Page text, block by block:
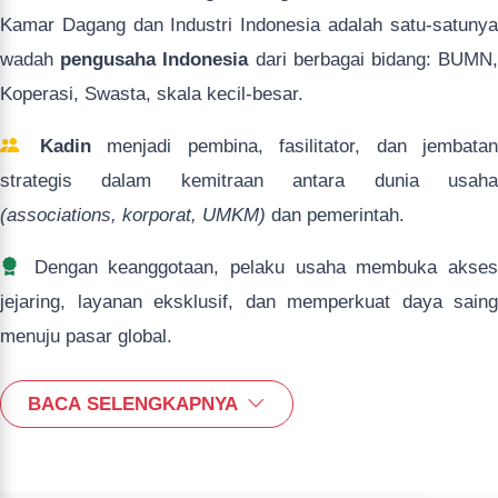
Kamar Dagang dan Industri Indonesia adalah satu-satunya
wadah pengusaha Indonesiadari berbagai bidang: BUMN,
Koperasi, Swasta, skala kecil-besar.
Kadinmenjadi pembina, fasilitator, dan jembatan
strategis dalam kemitraan antara dunia usaha
(associations, korporat, UMKM) dan pemerintah.
Dengan keanggotaan, pelaku usaha membuka akses
jejaring, layanan eksklusif, dan memperkuat daya saing
menuju pasar global.
BACA SELENGKAPNYA